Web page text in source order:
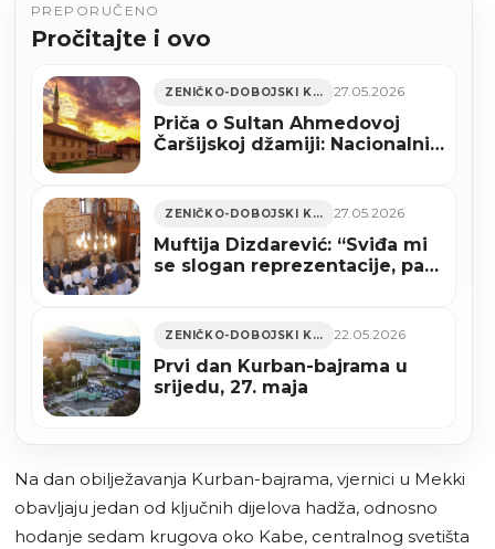
PREPORUČENO
Pročitajte i ovo
ZENIČKO-DOBOJSKI KANTON 27.05.2026
Priča o Sultan Ahmedovoj
Čaršijskoj džamiji: Nacionalni
ZENIČKO-DOBOJSKI KANTON 27.05.2026
Muftija Dizdarević: “Sviđa mi
se slogan reprezentacije, pa
ZENIČKO-DOBOJSKI KANTON 22.05.2026
Prvi dan Kurban-bajrama u
srijedu, 27. maja
Na dan obilježavanja Kurban-bajrama, vjernici u Mekki
obavljaju jedan od ključnih dijelova hadža, odnosno
hodanje sedam krugova oko Kabe, centralnog svetišta